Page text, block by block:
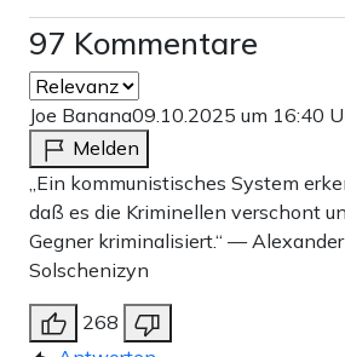
Bildung gefördertes Projekt der
Stiftung klingt interessant. „Heilige
gemeinsame Online-Agitation von
konservativen Christ*innen gegen
Geschlechter- und
Und die Beschreibung: „Entwickelt
mit Publikation, das Verbindungen
Rechten und konservativen
97 Kommentare
Joe Banana09.10.2025 um 16:40
Melden
„Ein kommunistisches System
daß es die Kriminellen verschont
Gegner kriminalisiert.“ —
Solschenizyn
268